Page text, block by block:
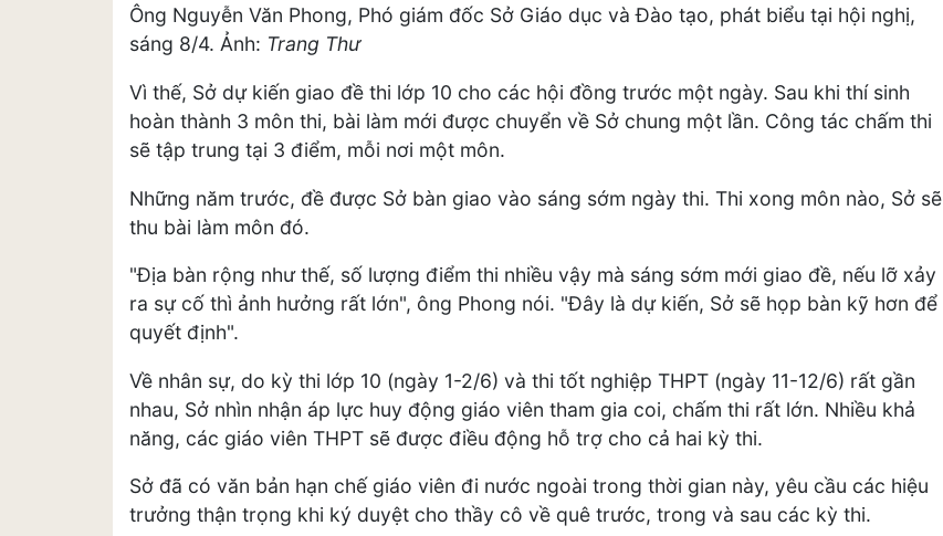
Ông Nguyễn Văn Phong, Phó giám đốc Sở Giáo dục và Đào tạo, phát biểu tại hội nghị,
sáng 8/4. Ảnh: Trang Thư
Vì thế, Sở dự kiến giao đề thi lớp 10 cho các hội đồng trước một ngày. Sau khi thí sinh
hoàn thành 3 môn thi, bài làm mới được chuyển về Sở chung một lần. Công tác chấm thi
sẽ tập trung tại 3 điểm, mỗi nơi một môn.
Những năm trước, đề được Sở bàn giao vào sáng sớm ngày thi. Thi xong môn nào, Sở sẽ
thu bài làm môn đó.
"Địa bàn rộng như thế, số lượng điểm thi nhiều vậy mà sáng sớm mới giao đề, nếu lỡ xảy
ra sự cố thì ảnh hưởng rất lớn", ông Phong nói. "Đây là dự kiến, Sở sẽ họp bàn kỹ hơn để
quyết định".
Về nhân sự, do kỳ thi lớp 10 (ngày 1-2/6) và thi tốt nghiệp THPT (ngày 11-12/6) rất gần
nhau, Sở nhìn nhận áp lực huy động giáo viên tham gia coi, chấm thi rất lớn. Nhiều khả
năng, các giáo viên THPT sẽ được điều động hỗ trợ cho cả hai kỳ thi.
Sở đã có văn bản hạn chế giáo viên đi nước ngoài trong thời gian này, yêu cầu các hiệu
trưởng thận trọng khi ký duyệt cho thầy cô về quê trước, trong và sau các kỳ thi.